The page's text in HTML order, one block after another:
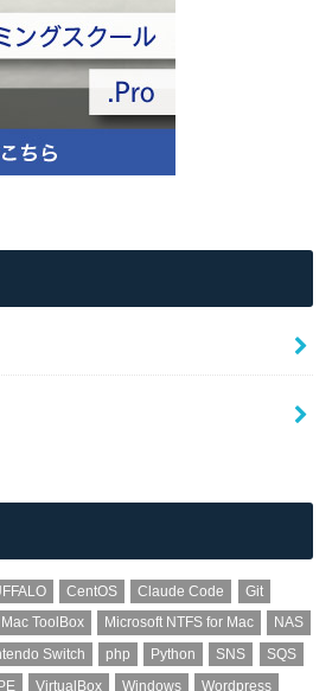
CentOS Claude Code
Git
Mac ToolBox Microsoft NTFS for Mac
NAS
Switch php Python SNS
SQS
VirtualBox Windows Wordpress